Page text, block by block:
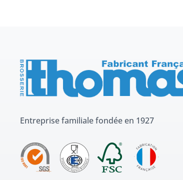
Entreprise familiale fondée en 1927